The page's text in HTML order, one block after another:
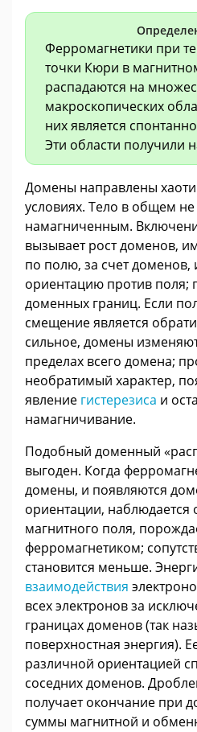
Ферромагнетики при
точки Кюри в
распадаются на
макроскопических
них является
Эти области получили
Домены направлены
условиях. Тело в общем не
намагниченным.
вызывает рост доменов,
по полю, за счет
ориентацию против поля;
доменных границ. Если
смещение является
сильное, домены
пределах всего домена;
необратимый характер,
явление гистерезиса и
намагничивание.
Подобный доменный
выгоден. Когда
домены, и появляются
ориентации, наблюдается
магнитного поля,
ферромагнетиком;
становится меньше.
взаимодействия
всех электронов за
границах доменов (так
поверхностная энергия).
различной ориентацией
соседних доменов.
получает окончание при
суммы магнитной и